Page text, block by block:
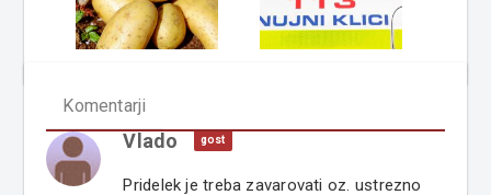
Komentarji
Vlado gost
Pridelek je treba zavarovati oz. ustrezno